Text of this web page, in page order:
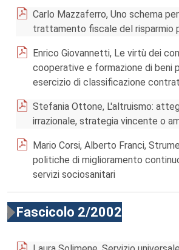
Carlo Mazzaferro, Uno schema
trattamento fiscale del risparmio
Enrico Giovannetti, Le virtù dei
cooperative e formazione di beni
esercizio di classificazione
Stefania Ottone, L'altruismo:
irrazionale, strategia vincente o
Mario Corsi, Alberto Franci,
politiche di miglioramento
servizi sociosanitari
Fascicolo 2/2002